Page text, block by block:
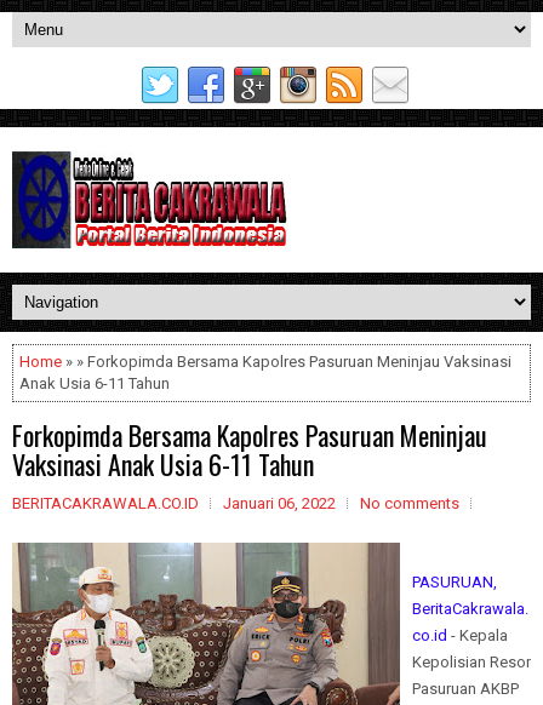
Home » » Forkopimda Bersama Kapolres Pasuruan Meninjau Vaksinasi
Anak Usia 6-11 Tahun
Forkopimda Bersama Kapolres Pasuruan Meninjau
Vaksinasi Anak Usia 6-11 Tahun
BERITACAKRAWALA.CO.ID Januari 06, 2022 No comments
PASURUAN,
BeritaCakrawala.
co.id - Kepala
Kepolisian Resor
Pasuruan AKBP